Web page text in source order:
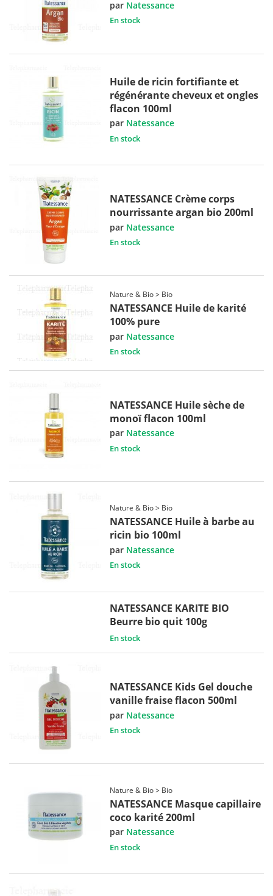
par Natessance
En stock
Huile de ricin fortifiante et
régénérante cheveux et ongles
flacon 100ml
par Natessance
En stock
NATESSANCE Crème corps
nourrissante argan bio 200ml
par Natessance
En stock
Nature & Bio > Bio
NATESSANCE Huile de karité
100% pure
par Natessance
En stock
NATESSANCE Huile sèche de
monoï flacon 100ml
par Natessance
En stock
Nature & Bio > Bio
NATESSANCE Huile à barbe au
ricin bio 100ml
par Natessance
En stock
NATESSANCE KARITE BIO
Beurre bio quit 100g
En stock
NATESSANCE Kids Gel douche
vanille fraise flacon 500ml
par Natessance
En stock
Nature & Bio > Bio
NATESSANCE Masque capillaire
coco karité 200ml
par Natessance
En stock